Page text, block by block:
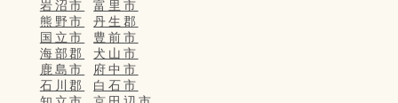
岩沼市
富里市
熊野市
丹生郡
国立市
豊前市
海部郡
犬山市
鹿島市
府中市
石川郡
白石市